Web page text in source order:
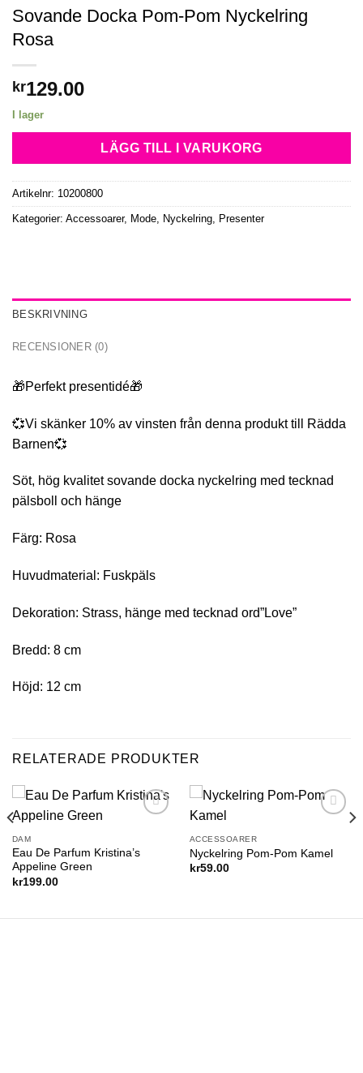
Sovande Docka Pom-Pom Nyckelring
Rosa
kr129.00
I lager
LÄGG TILL I VARUKORG
Artikelnr: 10200800
Kategorier: Accessoarer, Mode, Nyckelring, Presenter
BESKRIVNING
RECENSIONER (0)
🎁Perfekt presentidé🎁
💞Vi skänker 10% av vinsten från denna produkt till Rädda
Barnen💞
Söt, hög kvalitet sovande docka nyckelring med tecknad
pälsboll och hänge
Färg: Rosa
Huvudmaterial: Fuskpäls
Dekoration: Strass, hänge med tecknad ord”Love”
Bredd: 8 cm
Höjd: 12 cm
RELATERADE PRODUKTER
DAM
Eau De Parfum Kristina’s
Appeline Green
kr199.00
ACCESSOARER
Nyckelring Pom-Pom Kamel
kr59.00